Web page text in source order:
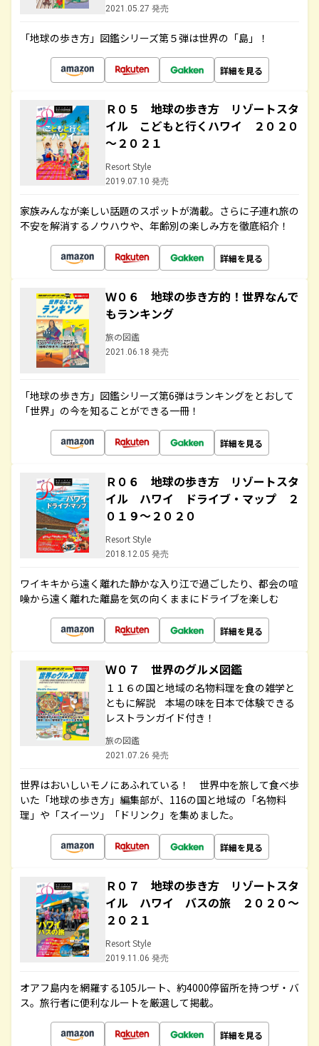
2021.05.27 発売
「地球の歩き方」図鑑シリーズ第５弾は世界の「島」！
詳細を見る
Ｒ０５ 地球の歩き方 リゾートスタ
イル こどもと行くハワイ ２０２０
～２０２１
Resort Style
2019.07.10 発売
家族みんなが楽しい話題のスポットが満載。さらに子連れ旅の
不安を解消するノウハウや、年齢別の楽しみ方を徹底紹介！
詳細を見る
Ｗ０６ 地球の歩き方的！世界なんで
もランキング
旅の図鑑
2021.06.18 発売
「地球の歩き方」図鑑シリーズ第6弾はランキングをとおして
「世界」の今を知ることができる一冊！
詳細を見る
Ｒ０６ 地球の歩き方 リゾートスタ
イル ハワイ ドライブ・マップ ２
０１９～２０２０
Resort Style
2018.12.05 発売
ワイキキから遠く離れた静かな入り江で過ごしたり、都会の喧
噪から遠く離れた離島を気の向くままにドライブを楽しむ
詳細を見る
Ｗ０７ 世界のグルメ図鑑
１１６の国と地域の名物料理を食の雑学と
ともに解説 本場の味を日本で体験できる
レストランガイド付き！
旅の図鑑
2021.07.26 発売
世界はおいしいモノにあふれている！ 世界中を旅して食べ歩
いた「地球の歩き方」編集部が、116の国と地域の「名物料
理」や「スイーツ」「ドリンク」を集めました。
詳細を見る
Ｒ０７ 地球の歩き方 リゾートスタ
イル ハワイ バスの旅 ２０２０～
２０２１
Resort Style
2019.11.06 発売
オアフ島内を網羅する105ルート、約4000停留所を持つザ・バ
ス。旅行者に便利なルートを厳選して掲載。
詳細を見る